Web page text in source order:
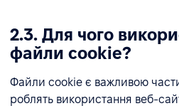
2.3. Для чого
файли cookie?
Файли cookie є важливою
роблять використання веб-